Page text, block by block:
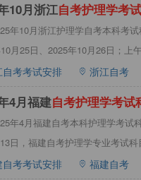
10月浙江自考护理学考试
年10月浙江护理学自考本科考
月25日、2025年10月26日；上
自考考试安排 浙江自考
4月福建自考护理学考试
年4月福建自考本科护理学考试
日，福建自考护理学专业考试
自考考试安排 福建自考